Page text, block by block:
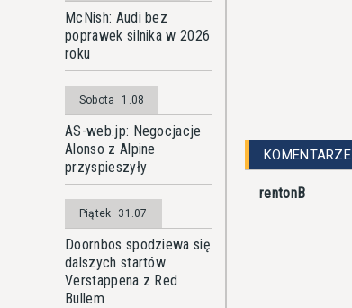
McNish: Audi bez
poprawek silnika w 2026
roku
Sobota 1.08
AS-web.jp: Negocjacje
Alonso z Alpine
przyspieszyły
Piątek 31.07
Doornbos spodziewa się
dalszych startów
Verstappena z Red
Bullem
KOMENTARZE
rentonB